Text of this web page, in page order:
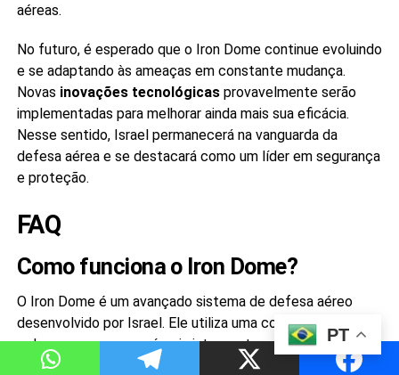
aéreas.
No futuro, é esperado que o Iron Dome continue evoluindo
e se adaptando às ameaças em constante mudança.
Novas inovações tecnológicasprovavelmente serão
implementadas para melhorar ainda mais sua eficácia.
Nesse sentido, Israel permanecerá na vanguarda da
defesa aérea e se destacará como um líder em segurança
e proteção.
FAQ
Como funciona o Iron Dome?
O Iron Dome é um avançado sistema de defesa aéreo
desenvolvido por Israel. Ele utiliza uma combinação de
radares, sensores e mísseis interceptores para detectar,
rastrear e neutralizar mísseis e foguetes inimigos. Quando
PT